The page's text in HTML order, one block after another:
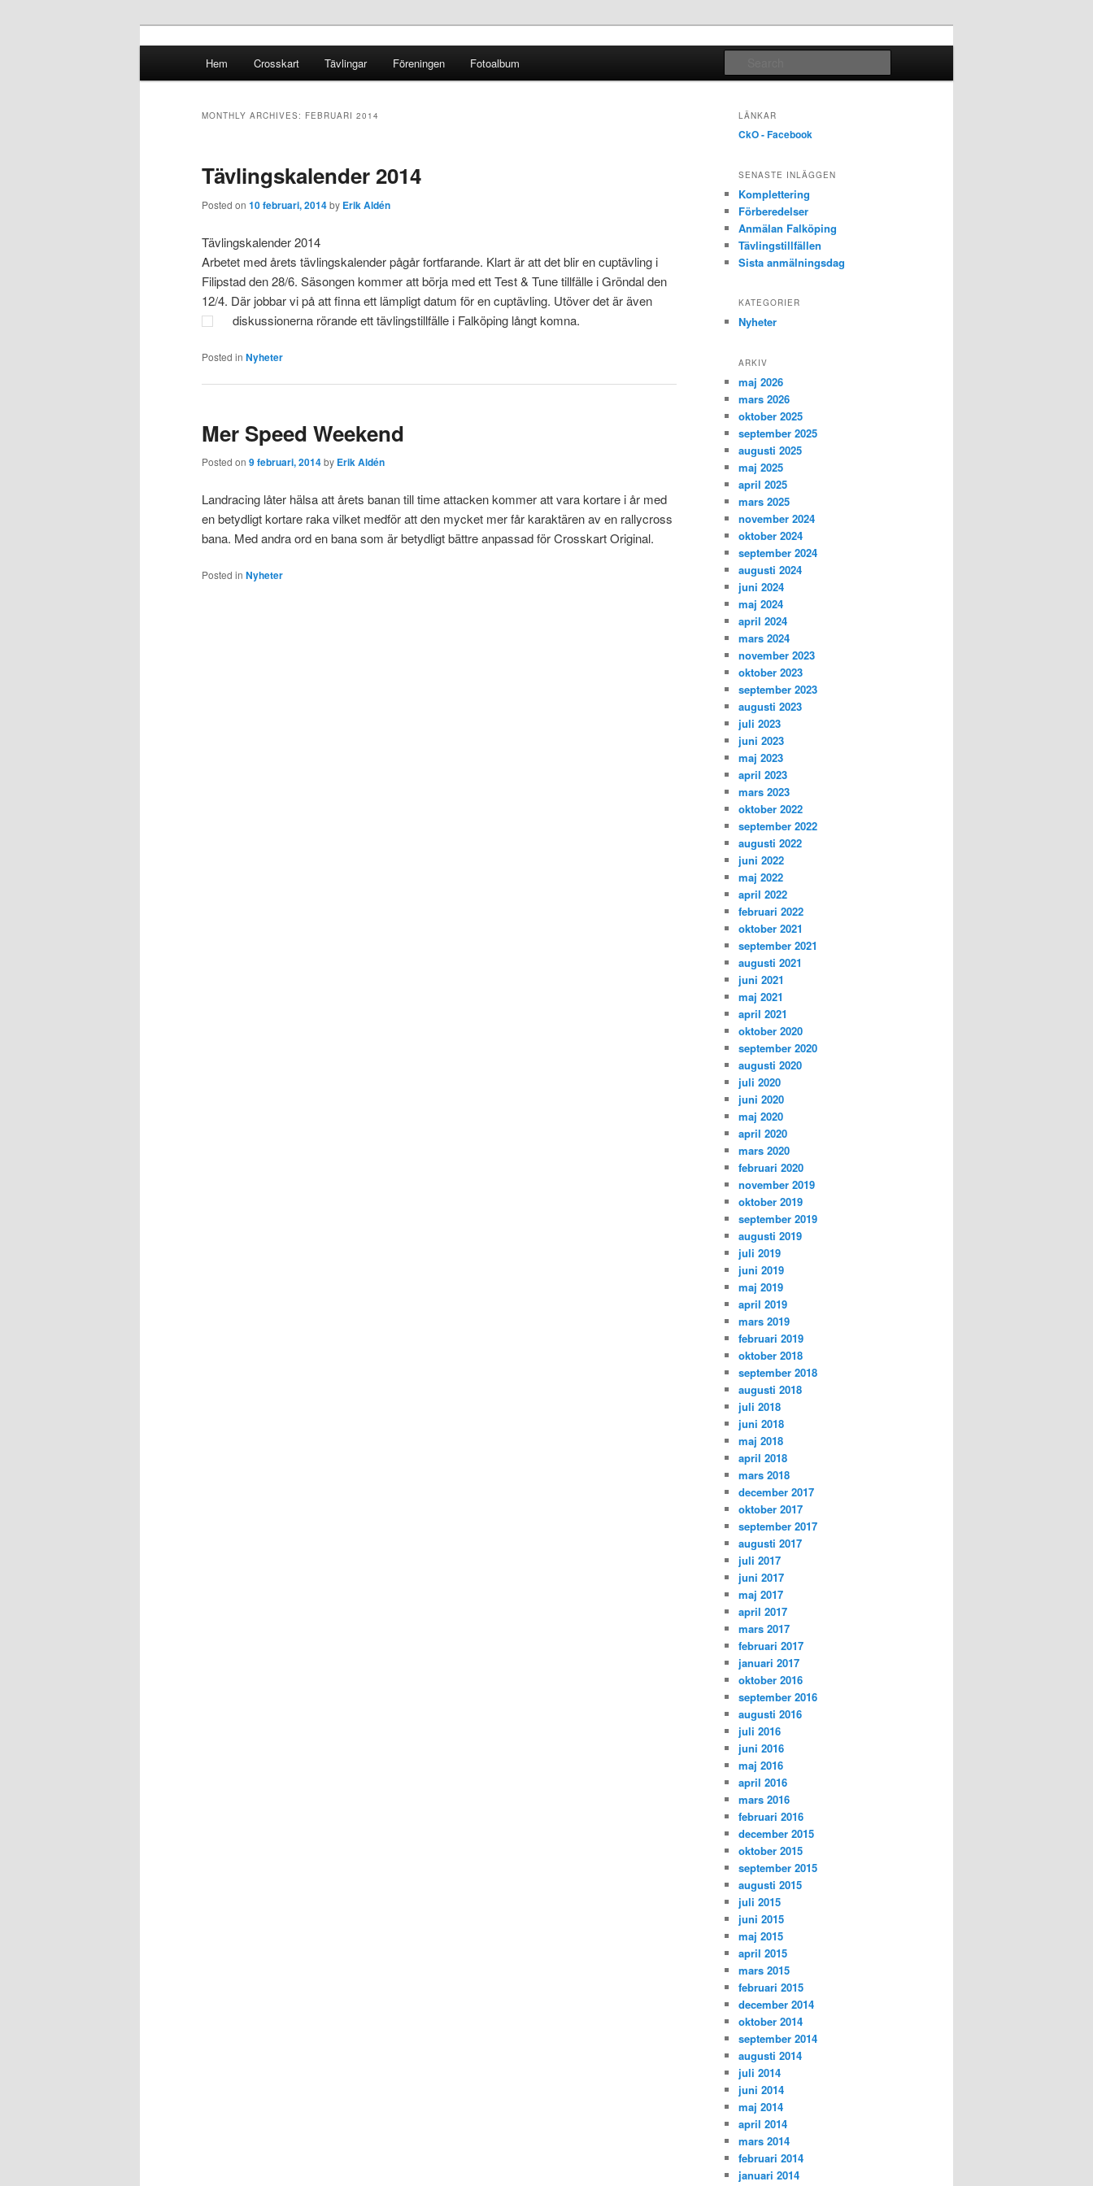
Crosskart Original
Skip to primary content
Skip to secondary content
Hem Crosskart Tävlingar Föreningen Fotoalbum
MONTHLY ARCHIVES: FEBRUARI 2014
Tävlingskalender 2014
Posted on 10 februari, 2014by Erik Aldén
Tävlingskalender 2014
Arbetet med årets tävlingskalender pågår fortfarande. Klart är att det blir en cuptävling i
Filipstad den 28/6. Säsongen kommer att börja med ett Test & Tune tillfälle i Gröndal den
12/4. Där jobbar vi på att finna ett lämpligt datum för en cuptävling. Utöver det är även
diskussionerna rörande ett tävlingstillfälle i Falköping långt komna.
Posted in Nyheter
Mer Speed Weekend
Posted on 9 februari, 2014by Erik Aldén
Landracing låter hälsa att årets banan till time attacken kommer att vara kortare i år med
en betydligt kortare raka vilket medför att den mycket mer får karaktären av en rallycross
bana. Med andra ord en bana som är betydligt bättre anpassad för Crosskart Original.
Posted in Nyheter
LÄNKAR
CkO - Facebook
SENASTE INLÄGGEN
Komplettering
Förberedelser
Anmälan Falköping
Tävlingstillfällen
Sista anmälningsdag
KATEGORIER
Nyheter
ARKIV
maj 2026
mars 2026
oktober 2025
september 2025
augusti 2025
maj 2025
april 2025
mars 2025
november 2024
oktober 2024
september 2024
augusti 2024
juni 2024
maj 2024
april 2024
mars 2024
november 2023
oktober 2023
september 2023
augusti 2023
juli 2023
juni 2023
maj 2023
april 2023
mars 2023
oktober 2022
september 2022
augusti 2022
juni 2022
maj 2022
april 2022
februari 2022
oktober 2021
september 2021
augusti 2021
juni 2021
maj 2021
april 2021
oktober 2020
september 2020
augusti 2020
juli 2020
juni 2020
maj 2020
april 2020
mars 2020
februari 2020
november 2019
oktober 2019
september 2019
augusti 2019
juli 2019
juni 2019
maj 2019
april 2019
mars 2019
februari 2019
oktober 2018
september 2018
augusti 2018
juli 2018
juni 2018
maj 2018
april 2018
mars 2018
december 2017
oktober 2017
september 2017
augusti 2017
juli 2017
juni 2017
maj 2017
april 2017
mars 2017
februari 2017
januari 2017
oktober 2016
september 2016
augusti 2016
juli 2016
juni 2016
maj 2016
april 2016
mars 2016
februari 2016
december 2015
oktober 2015
september 2015
augusti 2015
juli 2015
juni 2015
maj 2015
april 2015
mars 2015
februari 2015
december 2014
oktober 2014
september 2014
augusti 2014
juli 2014
juni 2014
maj 2014
april 2014
mars 2014
februari 2014
januari 2014